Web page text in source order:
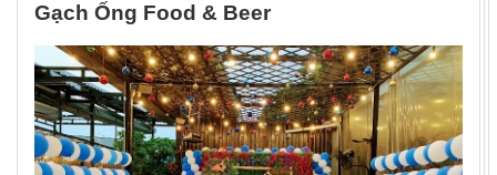
Gạch Ống Food & Beer